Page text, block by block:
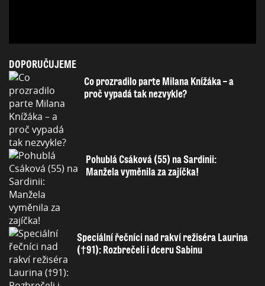
DOPORUČUJEME
Co prozradilo parte Milana Knížáka – a
proč vypadá tak nezvykle?
Pohublá Csáková (55) na Sardinii:
Manžela vyměnila za zajíčka!
Speciální řečníci nad rakví režiséra Laurina
(†91): Rozbrečeli i dceru Sabinu